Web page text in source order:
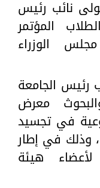
نائب رئيس
المؤتمر
الوزراء
رئيس الجامعة
معرض
في تجسيد
وذلك في إطار
هيئة